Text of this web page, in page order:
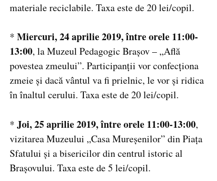
materiale reciclabile. Taxa este de 20 lei/copil.
* Miercuri, 24 aprilie 2019, între orele 11:00-
13:00, la Muzeul Pedagogic Brașov – „Află
povestea zmeului”. Participanții vor confecționa
zmeie și dacă vântul va fi prielnic, le vor și ridica
în înaltul cerului. Taxa este de 20 lei/copil.
* Joi, 25 aprilie 2019, între orele 11:00-13:00,
vizitarea Muzeului „Casa Mureșenilor” din Piața
Sfatului și a bisericilor din centrul istoric al
Brașovului. Taxa este de 5 lei/copil.